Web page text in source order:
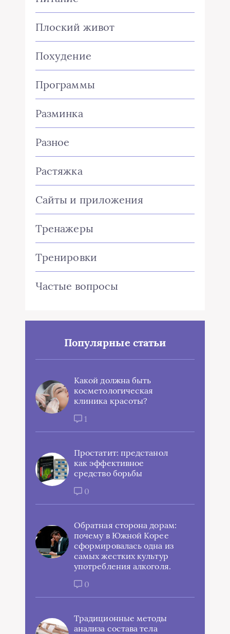
Плоский живот
Похудение
Программы
Разминка
Разное
Растяжка
Сайты и приложения
Тренажеры
Тренировки
Частые вопросы
Популярные статьи
Какой должна быть
косметологическая
клиника красоты?
1
Простатит: предстанол
как эффективное
средство борьбы
0
Обратная сторона дорам:
почему в Южной Корее
сформировалась одна из
самых жестких культур
употребления алкоголя.
0
Традиционные методы
анализа состава тела